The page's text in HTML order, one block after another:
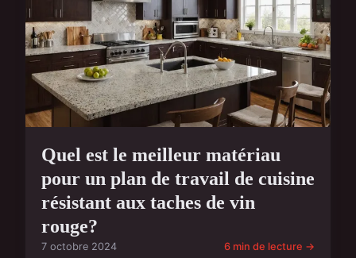
Quel est le meilleur matériau
pour un plan de travail de cuisine
résistant aux taches de vin
rouge?
7 octobre 2024 6 min de lecture →